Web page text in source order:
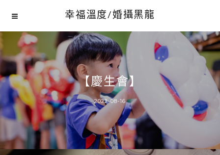
幸福溫度/婚攝黑龍
【慶生會】
2022-08-16